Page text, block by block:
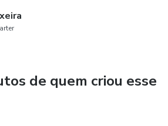
de quem criou esse